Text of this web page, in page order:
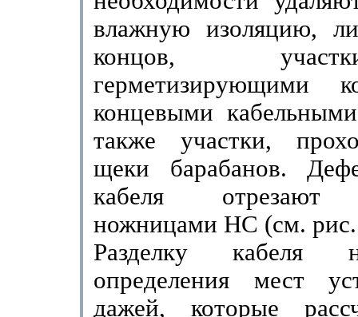
влажную изоляцию,
концов,
герметизирующими
концевыми
также участки,
щеки барабанов.
кабеля отрезают
ножницами НС (см.
Разделку кабеля
определения мест
дажей, которые